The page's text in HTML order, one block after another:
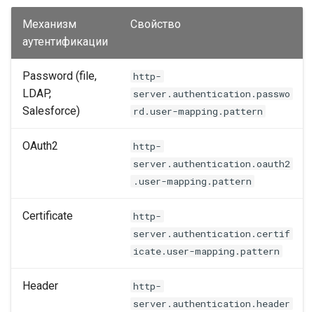
Механизм
аутентификации
Свойство
Password (file,
LDAP,
Salesforce)
http-
server.authentication.passwo
rd.user-mapping.pattern
OAuth2
http-
server.authentication.oauth2
.user-mapping.pattern
Certificate
http-
server.authentication.certif
icate.user-mapping.pattern
Header
http-
server.authentication.header